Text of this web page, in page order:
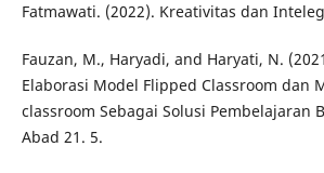
Fatmawati. (2022). Kreativitas dan
Fauzan, M., Haryadi, and Haryati, N.
Elaborasi Model Flipped Classroom dan
classroom Sebagai Solusi Pembelajaran
Abad 21. 5.